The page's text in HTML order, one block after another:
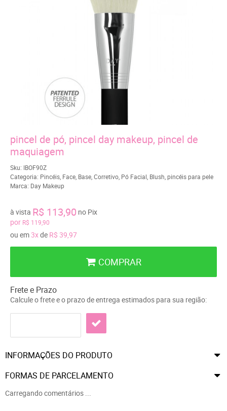
pincel de pó, pincel day makeup, pincel de
maquiagem
Sku: IBOF90Z
Categoria: Pincéis Face Base Corretivo Pó Facial Blush pincéis para pele
Marca: Day Makeup
por R$ 119,90
à vista R$ 113,90 no Pix
ou em3xde R$ 39,97
COMPRAR
Frete e Prazo
Calcule o frete e o prazo de entrega estimados para sua região:
INFORMAÇÕES DO PRODUTO
FORMAS DE PARCELAMENTO
Carregando comentários ...